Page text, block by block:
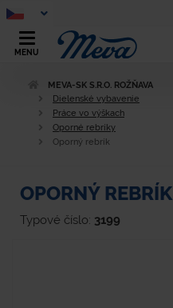
MENU
MEVA-SK S.R.O. ROŽŇAVA
Dielenské vybavenie
Práce vo výškach
Oporné rebríky
Oporný rebrík
OPORNÝ REBRÍK
Typové číslo: 3199